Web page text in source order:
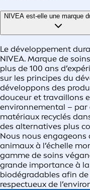
NIVEA est‑elle une marque
Le développement
NIVEA. Marque de
plus de 100 ans
sur les principes du
développons des
douceur et travaillons
environnemental –
matériaux recyclés
des alternatives plus
Nous nous engageons
animaux à l’échelle
gamme de soins
grande importance à
biodégradables afin
respectueux de